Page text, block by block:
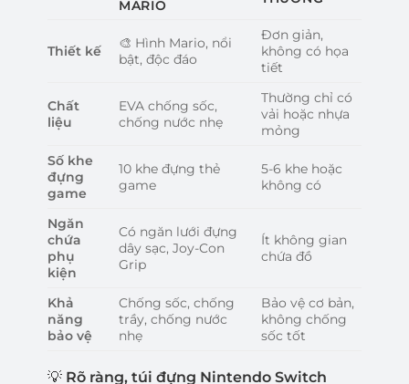
MARIO
Thiết kế
🎨 Hình Mario, nổi
bật, độc đáo
Đơn giản,
không có họa
tiết
Chất
liệu
EVA chống sốc,
chống nước nhẹ
Thường chỉ có
vải hoặc nhựa
mỏng
Số khe
đựng
game
10 khe đựng thẻ
game
5-6 khe hoặc
không có
Ngăn
chứa
phụ
kiện
Có ngăn lưới đựng
dây sạc, Joy-Con
Grip
Ít không gian
chứa đồ
Khả
năng
bảo vệ
Chống sốc, chống
trầy, chống nước
nhẹ
Bảo vệ cơ bản,
không chống
sốc tốt
💡 Rõ ràng, túi đựng Nintendo Switch